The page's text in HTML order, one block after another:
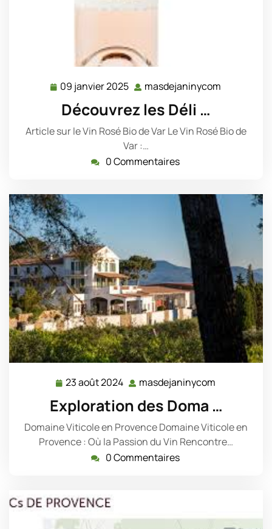
09 janvier 2025 09
janvier
2025
masdejaninycom
Découvrez les Déli …
Article sur le Vin Rosé Bio de Var Le Vin Rosé Bio de
Var :…
0 Commentaires
23 août 2024 23
août
2024
masdejaninycom
Exploration des Doma …
Domaine Viticole en Provence Domaine Viticole en
Provence : Où la Passion du Vin Rencontre…
0 Commentaires